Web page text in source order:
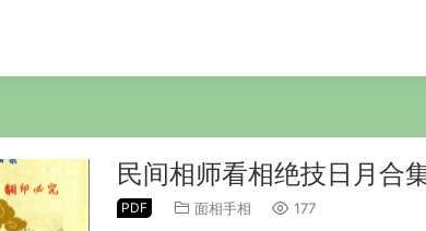
民间相师看相绝技日月合
PDF 面相手相 177